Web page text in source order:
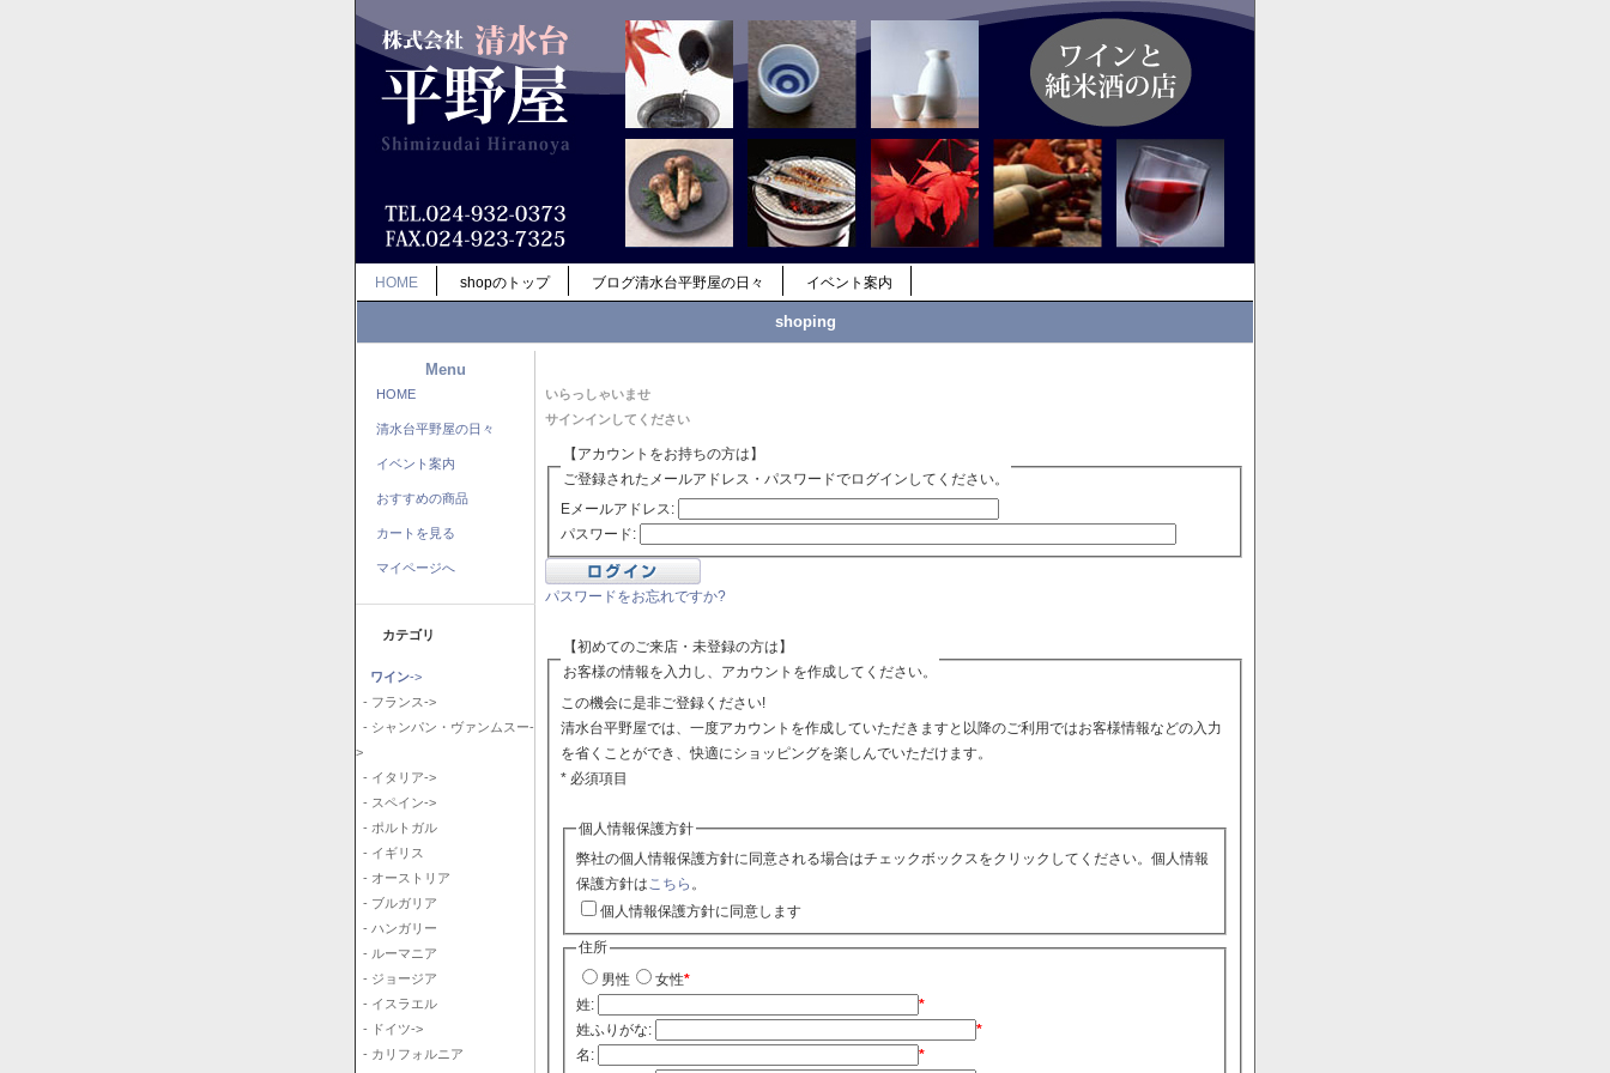
HOME shopのトップ ブログ清水台平野屋の日々 イベント案内
shoping
Menu
HOME
清水台平野屋の日々
イベント案内
おすすめの商品
カートを見る
マイページへ
カテゴリ
ワイン->
- フランス->
- シャンパン・ヴァンムスー-
>
- イタリア->
- スペイン->
- ポルトガル
- イギリス
- オーストリア
- ブルガリア
- ハンガリー
- ルーマニア
- ジョージア
- イスラエル
- ドイツ->
- カリフォルニア
いらっしゃいませ
サインインしてください
【アカウントをお持ちの方は】
ご登録されたメールアドレス・パスワードでログインしてください。
Eメールアドレス:
パスワード:
パスワードをお忘れですか?
【初めてのご来店・未登録の方は】
お客様の情報を入力し、アカウントを作成してください。
この機会に是非ご登録ください!
清水台平野屋では、一度アカウントを作成していただきますと以降のご利用ではお客様情報などの入力
を省くことができ、快適にショッピングを楽しんでいただけます。
* 必須項目
個人情報保護方針
弊社の個人情報保護方針に同意される場合はチェックボックスをクリックしてください。個人情報
保護方針は こちら 。
個人情報保護方針に同意します
住所
男性
女性*
姓:
*
姓ふりがな:
*
名:
*